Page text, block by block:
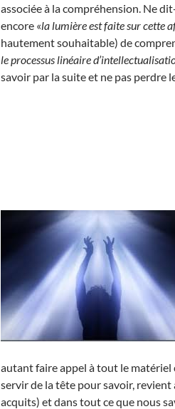
associée à la compréhension. Ne
encore «la lumière est faite sur cette
hautement souhaitable) de
le processus linéaire
savoir par la suite et ne pas perdre
autant faire appel à tout le matériel
servir de la tête pour savoir, revient
acquits) et dans tout ce que nous